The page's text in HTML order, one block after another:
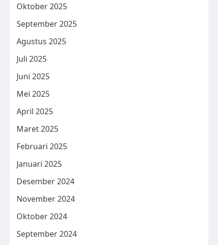
Oktober 2025
September 2025
Agustus 2025
Juli 2025
Juni 2025
Mei 2025
April 2025
Maret 2025
Februari 2025
Januari 2025
Desember 2024
November 2024
Oktober 2024
September 2024